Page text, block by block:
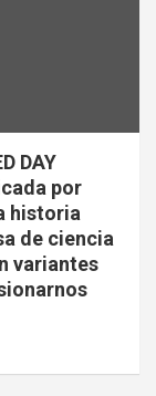
DAY
por
historia
de ciencia
variantes